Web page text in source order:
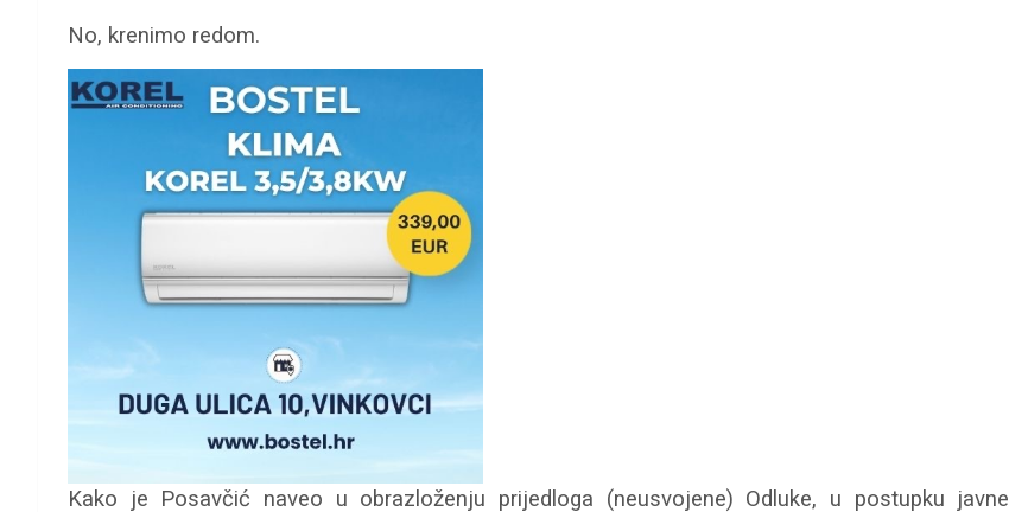
No, krenimo redom.
Kako je Posavčić naveo u obrazloženju prijedloga (neusvojene) Odluke, u postupku javne